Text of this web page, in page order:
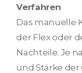
Verfahren
Das manuelle
der Flex oder
Nachteile. Je
und Stärke der